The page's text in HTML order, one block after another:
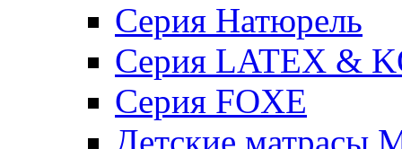
Серия Натюрель
Серия LATEX &
Серия FOXE